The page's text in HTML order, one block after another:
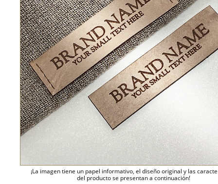
¡La imagen tiene un papel informativo, el diseño original y las
del producto se presentan a continuación!